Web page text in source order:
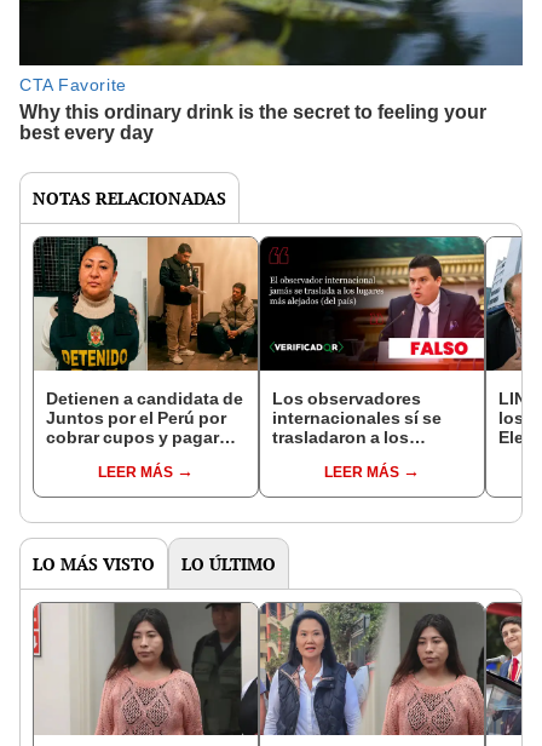
NOTAS RELACIONADAS
Detienen a candidata de
Juntos por el Perú por
cobrar cupos y pagar
Renovación Popular
LEER MÁS
Los observadores
internacionales sí se
trasladaron a los
del Perú, contrario a lo
que afirmó Diego Bazán
LEER MÁS
LINK
los
LO MÁS VISTO LO ÚLTIMO